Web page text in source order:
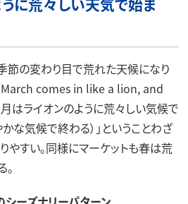
に荒々しい天気で始ま
の変わり目で荒れた天候になり
March comes in like a lion, and
はライオンのように荒々しい気候で
な気候で終わる）」ということわざ
やすい。同様にマーケットも春は荒